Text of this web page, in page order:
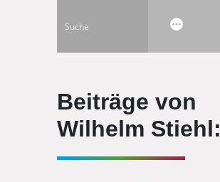
Beiträge von
Wilhelm Stiehl: